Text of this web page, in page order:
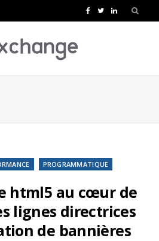
e
k
T
t
L
k
PROGRAMMATIQUE
html5 au cœur de
lignes directrices
de bannières